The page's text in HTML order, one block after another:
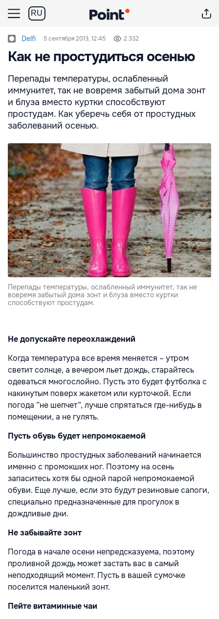
RU
Delfi 5 сентября 2013, 12:45 2 332
Как не простудиться осенью
Перепады температуры, ослабленный
иммунитет, так не вовремя забытый дома зонт
и блуза вместо куртки способствуют
простудам. Как уберечь себя от простудных
заболеваний осенью.
Перепады температуры, ослабленный иммунитет, так не
вовремя забытый дома зонт и блуза вместо куртки
способствуют простудам.
Не допускайте переохлаждений
Когда температура все время меняется – утром
светит солнце, а вечером льет дождь, старайтесь
одеваться многослойно. Пусть это будет футболка с
накинутым поверх жакетом или курточкой. Если
погода ”не шепчет”, лучше спрятаться где-нибудь в
помещении, а не гулять.
Пусть обувь будет непромокаемой
Большинство простудных заболеваний начинается
именно с промокших ног. Поэтому на осень
запаситесь хотя бы одной парой непромокаемой
обуви. Еще лучше, если это будут резиновые сапоги,
специально предназначенные для прогулок в
дождливые дни.
Не забывайте зонт
Погода в начале осени непредсказуема, поэтому
проливной дождь может застать вас в самый
неподходящий момент. Пусть в вашей сумочке
поселится маленький зонт.
Пейте витаминные чаи